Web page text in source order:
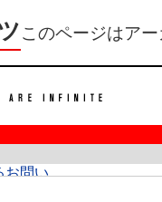
このページはア